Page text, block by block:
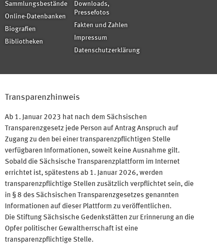
Sammlungsbestände
Online-Datenbanken
Biografien
Bibliotheken
Downloads,
Pressefotos
Fakten und Zahlen
Impressum
Datenschutzerklärung
Transparenzhinweis
Ab 1. Januar 2023 hat nach dem Sächsischen
Transparenzgesetz jede Person auf Antrag Anspruch auf
Zugang zu den bei einer transparenzpflichtigen Stelle
verfügbaren Informationen, soweit keine Ausnahme gilt.
Sobald die Sächsische Transparenzplattform im Internet
errichtet ist, spätestens ab 1. Januar 2026, werden
transparenzpflichtige Stellen zusätzlich verpflichtet sein, die
in § 8 des Sächsischen Transparenzgesetzes genannten
Informationen auf dieser Plattform zu veröffentlichen.
Die Stiftung Sächsische Gedenkstätten zur Erinnerung an die
Opfer politischer Gewaltherrschaft ist eine
transparenzpflichtige Stelle.